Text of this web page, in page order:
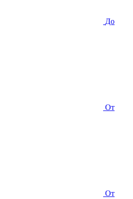
До
От
От